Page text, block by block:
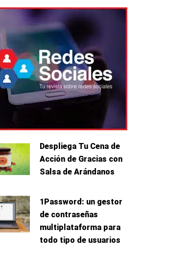
Despliega Tu Cena de
Acción de Gracias con
Salsa de Arándanos
1Password: un gestor
de contraseñas
multiplataforma para
todo tipo de usuarios